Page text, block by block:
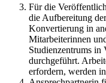
Für die
die Aufbereitung
Konvertierung in
Mitarbeiterinnen
Studienzentrums in
durchgeführt.
erfordern, werden